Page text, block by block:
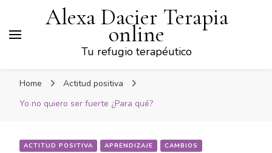
Alexa Dacier Terapia
online
Tu refugio terapéutico
Home
Actitud positiva
Yo no quiero ser fuerte ¿Para qué?
ACTITUD POSITIVA APRENDIZAJE
CAMBIOS